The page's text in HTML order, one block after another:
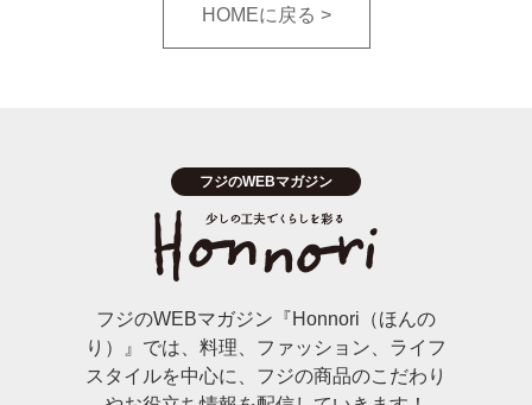
HOMEに戻る
フジのWEBマガジン『Honnori（ほんの
り）』では、料理、ファッション、ライフ
スタイルを中心に、フジの商品のこだわり